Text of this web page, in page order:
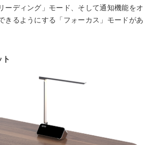
ーディング」モード、そして通知機能をオ
きるようにする「フォーカス」モードがあ